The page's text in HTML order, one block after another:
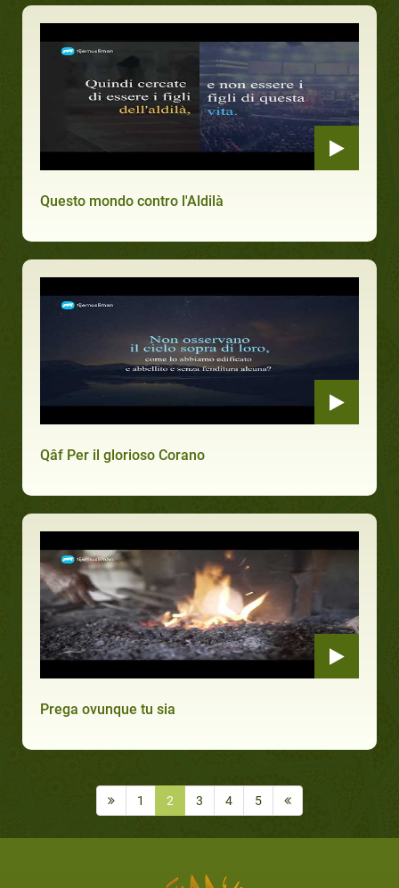
Questo mondo contro l'Aldilà
Qâf Per il glorioso Corano
Prega ovunque tu sia
1 2 3 4 5